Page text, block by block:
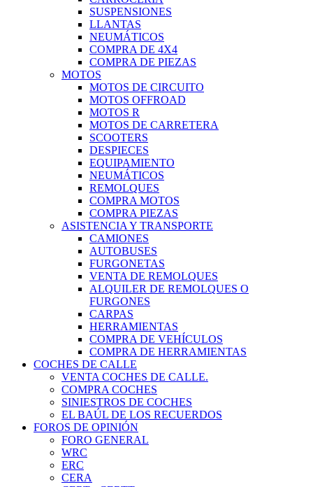
SUSPENSIONES
LLANTAS
NEUMÁTICOS
COMPRA DE 4X4
COMPRA DE PIEZAS
MOTOS
MOTOS DE CIRCUITO
MOTOS OFFROAD
MOTOS R
MOTOS DE CARRETERA
SCOOTERS
DESPIECES
EQUIPAMIENTO
NEUMÁTICOS
REMOLQUES
COMPRA MOTOS
COMPRA PIEZAS
ASISTENCIA Y TRANSPORTE
CAMIONES
AUTOBUSES
FURGONETAS
VENTA DE REMOLQUES
ALQUILER DE REMOLQUES O
FURGONES
CARPAS
HERRAMIENTAS
COMPRA DE VEHÍCULOS
COMPRA DE HERRAMIENTAS
COCHES DE CALLE
VENTA COCHES DE CALLE.
COMPRA COCHES
SINIESTROS DE COCHES
EL BAÚL DE LOS RECUERDOS
FOROS DE OPINIÓN
FORO GENERAL
WRC
ERC
CERA